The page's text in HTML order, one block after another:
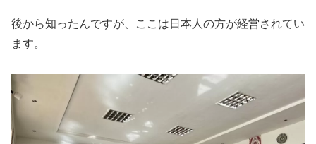
後から知ったんですが、ここは日本人の方が経営されてい
ます。